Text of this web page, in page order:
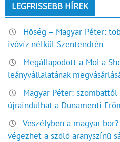
LEGFRISSEBB HÍREK
Hőség – Magyar Péter:
ivóvíz nélkül Szentendrén
Megállapodott a Mol a
leányvállalatának
Magyar Péter:
újraindulhat a Dunamenti
Veszélyben a magyar
végezhet a szőlő aranyszínű